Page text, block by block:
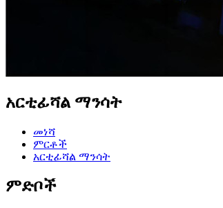
አርቲፊሻል ማንሳት
መነሻ
ምርቶች
አርቲፊሻል ማንሳት
ምድቦች